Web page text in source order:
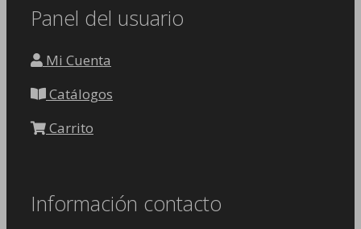
Panel del usuario
Mi Cuenta
Catálogos
Carrito
Información contacto